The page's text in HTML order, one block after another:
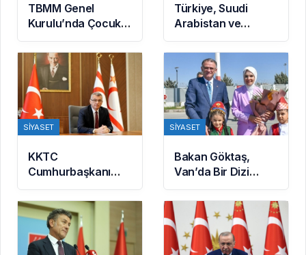
TBMM Genel
Kurulu’nda Çocuk
Koruma Kanunu
teklifinde yeni
maddeler kabul
edildi
Türkiye, Suudi
Arabistan ve
Pakistan arasında
Mekke Ortak
Savunma
Anlaşması
imzalandı
SIYASET
KKTC
Cumhurbaşkanı
Erhürman: BM’nin
Mayın Temizleme
Önerisi Rum
Tarafınca
Reddedildi
SIYASET
Bakan Göktaş,
Van’da Bir Dizi
Temasta Bulundu